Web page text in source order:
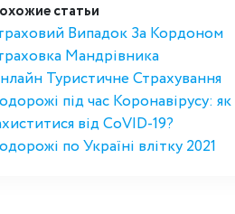
статьи
Випадок За Кордоном
Мандрівника
Туристичне Страхування
під час Коронавірусу: як
від CoVID-19?
по Україні влітку 2021